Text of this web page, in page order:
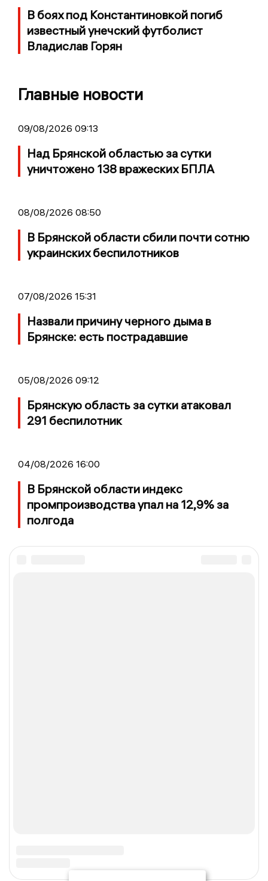
В боях под Константиновкой погиб
известный унечский футболист
Владислав Горян
Главные новости
09/08/2026 09:13
Над Брянской областью за сутки
уничтожено 138 вражеских БПЛА
08/08/2026 08:50
В Брянской области сбили почти сотню
украинских беспилотников
07/08/2026 15:31
Назвали причину черного дыма в
Брянске: есть пострадавшие
05/08/2026 09:12
Брянскую область за сутки атаковал
291 беспилотник
04/08/2026 16:00
В Брянской области индекс
промпроизводства упал на 12,9% за
полгода